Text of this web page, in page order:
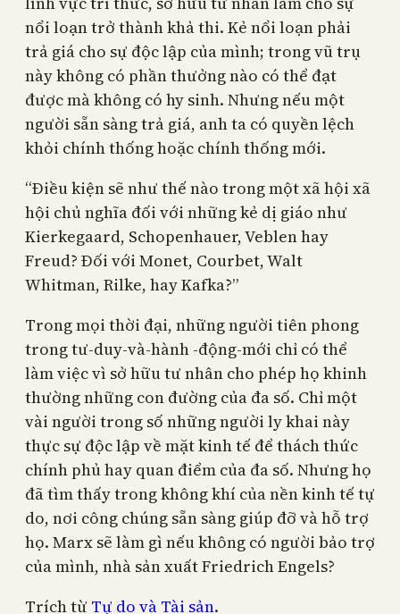
nổi loạn trở thành khả thi. Kẻ nổi loạn phải
trả giá cho sự độc lập của mình; trong vũ trụ
này không có phần thưởng nào có thể đạt
được mà không có hy sinh. Nhưng nếu một
người sẵn sàng trả giá, anh ta có quyền lệch
khỏi chính thống hoặc chính thống mới.
“Điều kiện sẽ như thế nào trong một xã hội xã
hội chủ nghĩa đối với những kẻ dị giáo như
Kierkegaard, Schopenhauer, Veblen hay
Freud? Đối với Monet, Courbet, Walt
Whitman, Rilke, hay Kafka?”
Trong mọi thời đại, những người tiên phong
trong tư-duy-và-hành -động-mới chỉ có thể
làm việc vì sở hữu tư nhân cho phép họ khinh
thường những con đường của đa số. Chỉ một
vài người trong số những người ly khai này
thực sự độc lập về mặt kinh tế để thách thức
chính phủ hay quan điểm của đa số. Nhưng họ
đã tìm thấy trong không khí của nền kinh tế tự
do, nơi công chúng sẵn sàng giúp đỡ và hỗ trợ
họ. Marx sẽ làm gì nếu không có người bảo trợ
của mình, nhà sản xuất Friedrich Engels?
Trích từ Tự do và Tài sản.